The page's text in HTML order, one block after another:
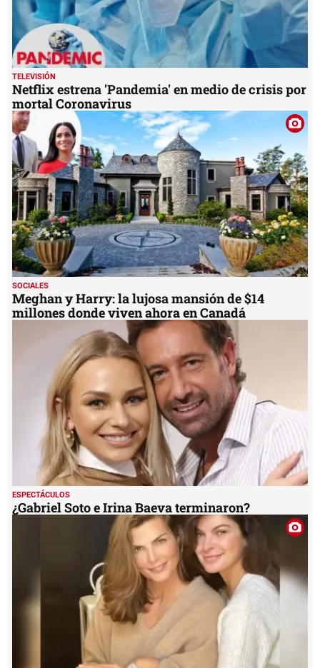
TELEVISIÓN
Netflix estrena 'Pandemia' en medio de crisis por
mortal Coronavirus
SOCIALES
Meghan y Harry: la lujosa mansión de $14
millones donde viven ahora en Canadá
ESPECTÁCULOS
¿Gabriel Soto e Irina Baeva terminaron?